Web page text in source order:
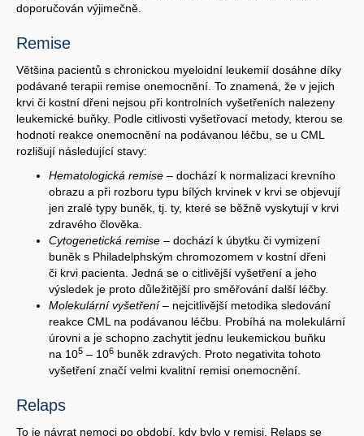
doporučován výjimečně.
Remise
Většina pacientů s chronickou myeloidní leukemií dosáhne díky
podávané terapii remise onemocnění. To znamená, že v jejich
krvi či kostní dřeni nejsou při kontrolních vyšetřeních nalezeny
leukemické buňky. Podle citlivosti vyšetřovací metody, kterou se
hodnotí reakce onemocnění na podávanou léčbu, se u CML
rozlišují následující stavy:
Hematologická remise – dochází k normalizaci krevního
obrazu a při rozboru typu bílých krvinek v krvi se objevují
jen zralé typy buněk, tj. ty, které se běžně vyskytují v krvi
zdravého člověka.
Cytogenetická remise – dochází k úbytku či vymizení
buněk s Philadelphským chromozomem v kostní dřeni
či krvi pacienta. Jedná se o citlivější vyšetření a jeho
výsledek je proto důležitější pro směřování další léčby.
Molekulární vyšetření– nejcitlivější metodika sledování
reakce CML na podávanou léčbu. Probíhá na molekulární
úrovni a je schopno zachytit jednu leukemickou buňku
na 105 – 106 buněk zdravých. Proto negativita tohoto
vyšetření značí velmi kvalitní remisi onemocnění.
Relaps
To je návrat nemoci po období, kdy bylo v remisi. Relaps se